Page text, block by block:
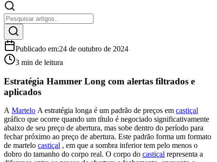
Publicado em:24 de outubro de 2024
3 min de leitura
Estratégia Hammer Long com alertas filtrados e
aplicados
A Martelo A estratégia longa é um padrão de preços em castiçal
gráfico que ocorre quando um título é negociado significativamente
abaixo de seu preço de abertura, mas sobe dentro do período para
fechar próximo ao preço de abertura. Este padrão forma um formato
de martelo castiçal , em que a sombra inferior tem pelo menos o
dobro do tamanho do corpo real. O corpo do castiçal representa a